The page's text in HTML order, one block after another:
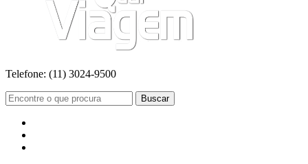
Telefone: (11) 3024-9500
Buscar